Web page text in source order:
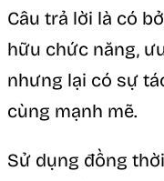
Câu trả lời là có
hữu chức năng,
nhưng lại có sự
cùng mạnh mẽ.
Sử dụng đồng